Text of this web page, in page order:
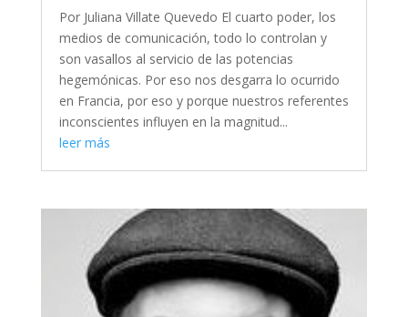
Por Juliana Villate Quevedo El cuarto poder, los
medios de comunicación, todo lo controlan y
son vasallos al servicio de las potencias
hegemónicas. Por eso nos desgarra lo ocurrido
en Francia, por eso y porque nuestros referentes
inconscientes influyen en la magnitud...
leer más